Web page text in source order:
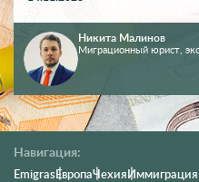
Никита Малинов
Миграционный юрист,
Навигация:
EmigrasЕвропаЧехия Иммиграция